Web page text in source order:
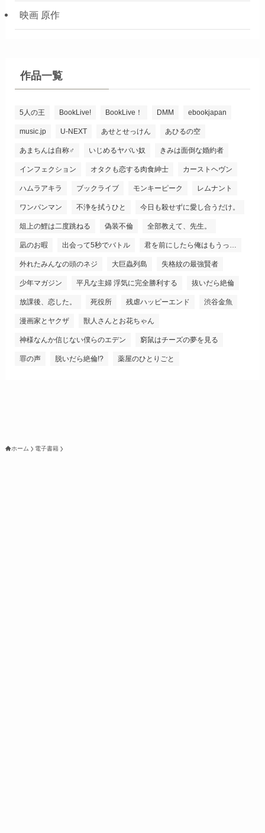
映画 原作
作品一覧
5人の王 BookLive! BookLive！ DMM ebookjapan
music.jp U-NEXT あせとせっけん あひるの空
あまちんは自称♂ いじめるヤバい奴 きみは面倒な婚約者
インフェクション オタクも恋する肉食紳士 カーストヘヴン
ハムラアキラ ブックライブ モンキーピーク レムナント
ワンパンマン 不浄を拭うひと 今日も殺せずに愛し合うだけ。
俎上の鯉は二度跳ねる 偽装不倫 全部教えて、先生。
凪のお暇 出会って5秒でバトル 君を前にしたら俺はもうっ…
外れたみんなの頭のネジ 大巨蟲列島 失格紋の最強賢者
少年マガジン 平凡な主婦 浮気に完全勝利する 抜いだら絶倫
放課後、恋した。 死役所 残虐ハッピーエンド 渋谷金魚
漫画家とヤクザ 獣人さんとお花ちゃん
神様なんか信じない僕らのエデン 窮鼠はチーズの夢を見る
罪の声 脱いだら絶倫!? 薬屋のひとりごと
ホーム 電子書籍